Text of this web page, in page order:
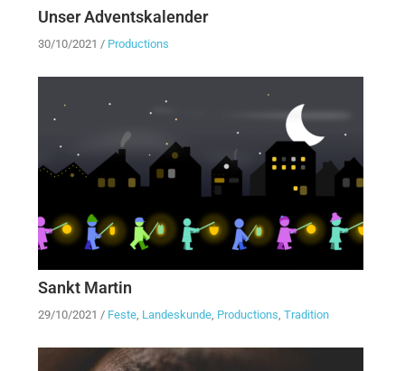
Unser Adventskalender
30/10/2021 / Productions
Sankt Martin
29/10/2021 / Feste, Landeskunde, Productions Tradition